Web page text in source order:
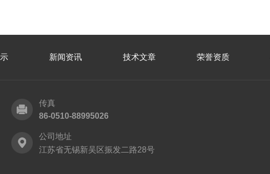
新闻资讯 技术文章 荣誉资质
传真
86-0510-88995026
公司地址
江苏省无锡新吴区振发二路28号